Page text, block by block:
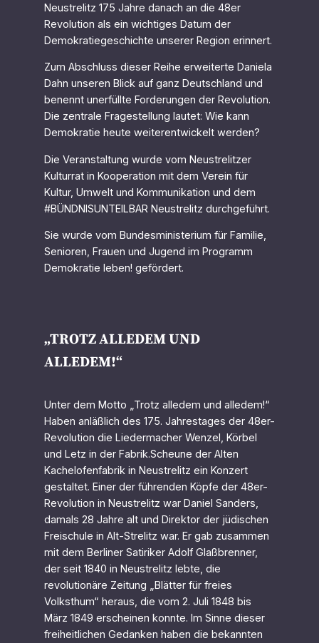
Neustrelitz 175 Jahre danach an die 48er
Revolution als ein wichtiges Datum der
Demokratiegeschichte unserer Region erinnert.
Zum Abschluss dieser Reihe erweiterte Daniela
Dahn unseren Blick auf ganz Deutschland und
benennt unerfüllte Forderungen der Revolution.
Die zentrale Fragestellung lautet: Wie kann
Demokratie heute weiterentwickelt werden?
Die Veranstaltung wurde vom Neustrelitzer
Kulturrat in Kooperation mit dem Verein für
Kultur, Umwelt und Kommunikation und dem
#BÜNDNISUNTEILBAR Neustrelitz durchgeführt.
Sie wurde vom Bundesministerium für Familie,
Senioren, Frauen und Jugend im Programm
Demokratie leben! gefördert.
„TROTZ ALLEDEM UND
ALLEDEM!“
Unter dem Motto „Trotz alledem und alledem!“
Haben anläßlich des 175. Jahrestages der 48er-
Revolution die Liedermacher Wenzel, Körbel
und Letz in der Fabrik.Scheune der Alten
Kachelofenfabrik in Neustrelitz ein Konzert
gestaltet. Einer der führenden Köpfe der 48er-
Revolution in Neustrelitz war Daniel Sanders,
damals 28 Jahre alt und Direktor der jüdischen
Freischule in Alt-Strelitz war. Er gab zusammen
mit dem Berliner Satiriker Adolf Glaßbrenner,
der seit 1840 in Neustrelitz lebte, die
revolutionäre Zeitung „Blätter für freies
Volksthum“ heraus, die vom 2. Juli 1848 bis
März 1849 erscheinen konnte. Im Sinne dieser
freiheitlichen Gedanken haben die bekannten